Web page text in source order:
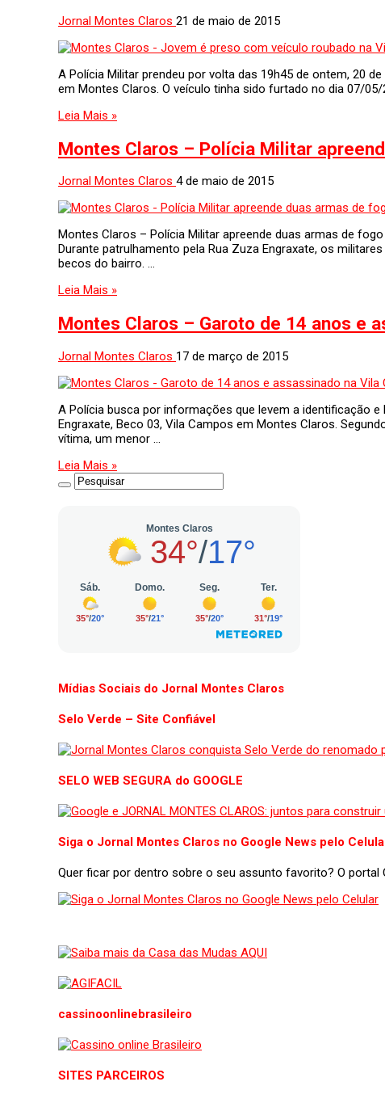
Jornal Montes Claros 21 de maio de 2015
A Polícia Militar prendeu por volta das 19h45 de ontem, 20
em Montes Claros. O veículo tinha sido furtado no dia 07/
Leia Mais »
Montes Claros – Polícia Militar
Jornal Montes Claros 4 de maio de 2015
Montes Claros – Polícia Militar apreende duas armas de
Durante patrulhamento pela Rua Zuza Engraxate, os
becos do bairro. …
Leia Mais »
Montes Claros – Garoto de 14 anos e
Jornal Montes Claros 17 de março de 2015
A Polícia busca por informações que levem a identificação
Engraxate, Beco 03, Vila Campos em Montes Claros.
vítima, um menor …
Leia Mais »
Mídias Sociais do Jornal Montes Claros
Selo Verde – Site Confiável
SELO WEB SEGURA do GOOGLE
Siga o Jornal Montes Claros no Google News pelo
Quer ficar por dentro sobre o seu assunto favorito? O
cassinoonlinebrasileiro
SITES PARCEIROS